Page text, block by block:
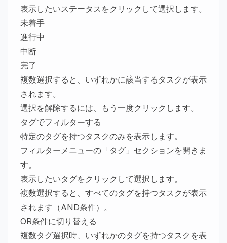
表示したいステータスをクリックして選択します。
未着手
進行中
中断
完了
複数選択すると、いずれかに該当するタスクが表示
されます。
選択を解除するには、もう一度クリックします。
タグでフィルターする
特定のタグを持つタスクのみを表示します。
フィルターメニューの「タグ」セクションを開きま
す。
表示したいタグをクリックして選択します。
複数選択すると、すべてのタグを持つタスクが表示
されます（AND条件）。
OR条件に切り替える
複数タグ選択時、いずれかのタグを持つタスクを表